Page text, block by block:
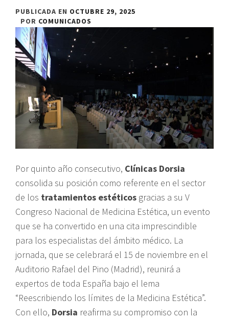
PUBLICADA EN OCTUBRE 29, 2025
POR COMUNICADOS
Por quinto año consecutivo, Clínicas Dorsia
consolida su posición como referente en el sector
de los tratamientos estéticos gracias a su V
Congreso Nacional de Medicina Estética, un evento
que se ha convertido en una cita imprescindible
para los especialistas del ámbito médico. La
jornada, que se celebrará el 15 de noviembre en el
Auditorio Rafael del Pino (Madrid), reunirá a
expertos de toda España bajo el lema
“Reescribiendo los límites de la Medicina Estética”.
Con ello, Dorsia reafirma su compromiso con la